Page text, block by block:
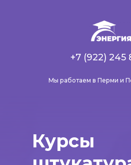
Мы работаем в Перми и
+7 (922) 245
Курсы